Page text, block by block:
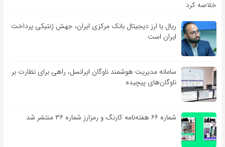
خلاصه کرد
ریال یا ارز دیجیتال بانک مرکزی ایران، جهش ژنتیکی پرداخت
ایران است
سامانه مدیریت هوشمند ناوگان ایرانسل، راهی برای نظارت بر
ناوگان‌های پیچیده
شماره ۶۶ هفته‌نامه کارنگ و رمزارز شماره ۳۶ منتشر شد